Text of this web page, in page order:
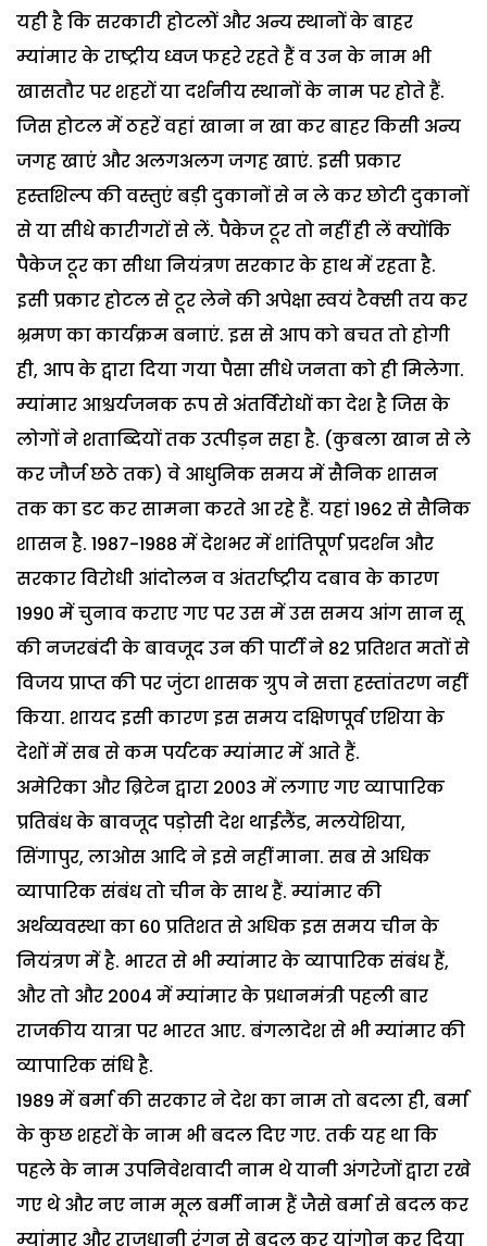
यही है कि सरकारी होटलों और अन्य स्थानों के बाहर
म्यांमार के राष्ट्रीय ध्वज फहरे रहते हैं व उन के नाम भी
खासतौर पर शहरों या दर्शनीय स्थानों के नाम पर होते हैं.
जिस होटल में ठहरें वहां खाना न खा कर बाहर किसी अन्य
जगह खाएं और अलगअलग जगह खाएं. इसी प्रकार
हस्तशिल्प की वस्तुएं बड़ी दुकानों से न ले कर छोटी दुकानों
से या सीधे कारीगरों से लें. पैकेज टूर तो नहीं ही लें क्योंकि
पैकेज टूर का सीधा नियंत्रण सरकार के हाथ में रहता है.
इसी प्रकार होटल से टूर लेने की अपेक्षा स्वयं टैक्सी तय कर
भ्रमण का कार्यक्रम बनाएं. इस से आप को बचत तो होगी
ही, आप के द्वारा दिया गया पैसा सीधे जनता को ही मिलेगा.
म्यांमार आश्चर्यजनक रूप से अंतर्विरोधों का देश है जिस के
लोगों ने शताब्दियों तक उत्पीड़न सहा है. (कुबला खान से ले
कर जौर्ज छठे तक) वे आधुनिक समय में सैनिक शासन
तक का डट कर सामना करते आ रहे हैं. यहां 1962 से सैनिक
शासन है. 1987-1988 में देशभर में शांतिपूर्ण प्रदर्शन और
सरकार विरोधी आंदोलन व अंतर्राष्ट्रीय दबाव के कारण
1990 में चुनाव कराए गए पर उस में उस समय आंग सान सू
की नजरबंदी के बावजूद उन की पार्टी ने 82 प्रतिशत मतों से
विजय प्राप्त की पर जुंटा शासक ग्रुप ने सत्ता हस्तांतरण नहीं
किया. शायद इसी कारण इस समय दक्षिणपूर्व एशिया के
देशों में सब से कम पर्यटक म्यांमार में आते हैं.
अमेरिका और ब्रिटेन द्वारा 2003 में लगाए गए व्यापारिक
प्रतिबंध के बावजूद पड़ोसी देश थाईलैंड, मलयेशिया,
सिंगापुर, लाओस आदि ने इसे नहीं माना. सब से अधिक
व्यापारिक संबंध तो चीन के साथ हैं. म्यांमार की
अर्थव्यवस्था का 60 प्रतिशत से अधिक इस समय चीन के
नियंत्रण में है. भारत से भी म्यांमार के व्यापारिक संबंध हैं,
और तो और 2004 में म्यांमार के प्रधानमंत्री पहली बार
राजकीय यात्रा पर भारत आए. बंगलादेश से भी म्यांमार की
व्यापारिक संधि है.
1989 में बर्मा की सरकार ने देश का नाम तो बदला ही, बर्मा
के कुछ शहरों के नाम भी बदल दिए गए. तर्क यह था कि
पहले के नाम उपनिवेशवादी नाम थे यानी अंगरेजों द्वारा रखे
गए थे और नए नाम मूल बर्मी नाम हैं जैसे बर्मा से बदल कर
म्यांमार और राजधानी रंगून से बदल कर यांगोन कर दिया